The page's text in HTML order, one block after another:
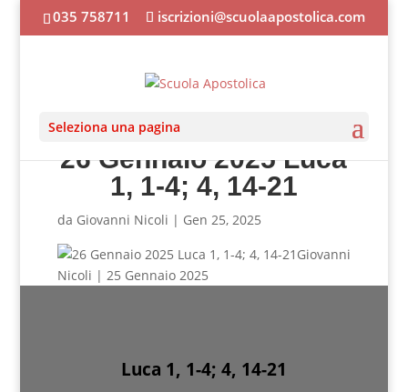
035 758711 iscrizioni@scuolaapostolica.com
Seleziona una pagina
26 Gennaio 2025 Luca
1, 1-4; 4, 14-21
da Giovanni Nicoli | Gen 25, 2025
Giovanni
Nicoli | 25 Gennaio 2025
Luca 1, 1-4; 4, 14-21